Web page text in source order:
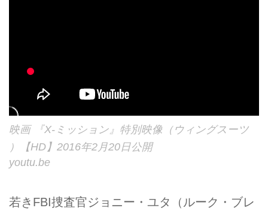
映画 『X-ミッション』特別映像（ウィングスーツ
）【HD】2016年2月20日公開
youtu.be
若きFBI捜査官ジョニー・ユタ（ルーク・ブレ